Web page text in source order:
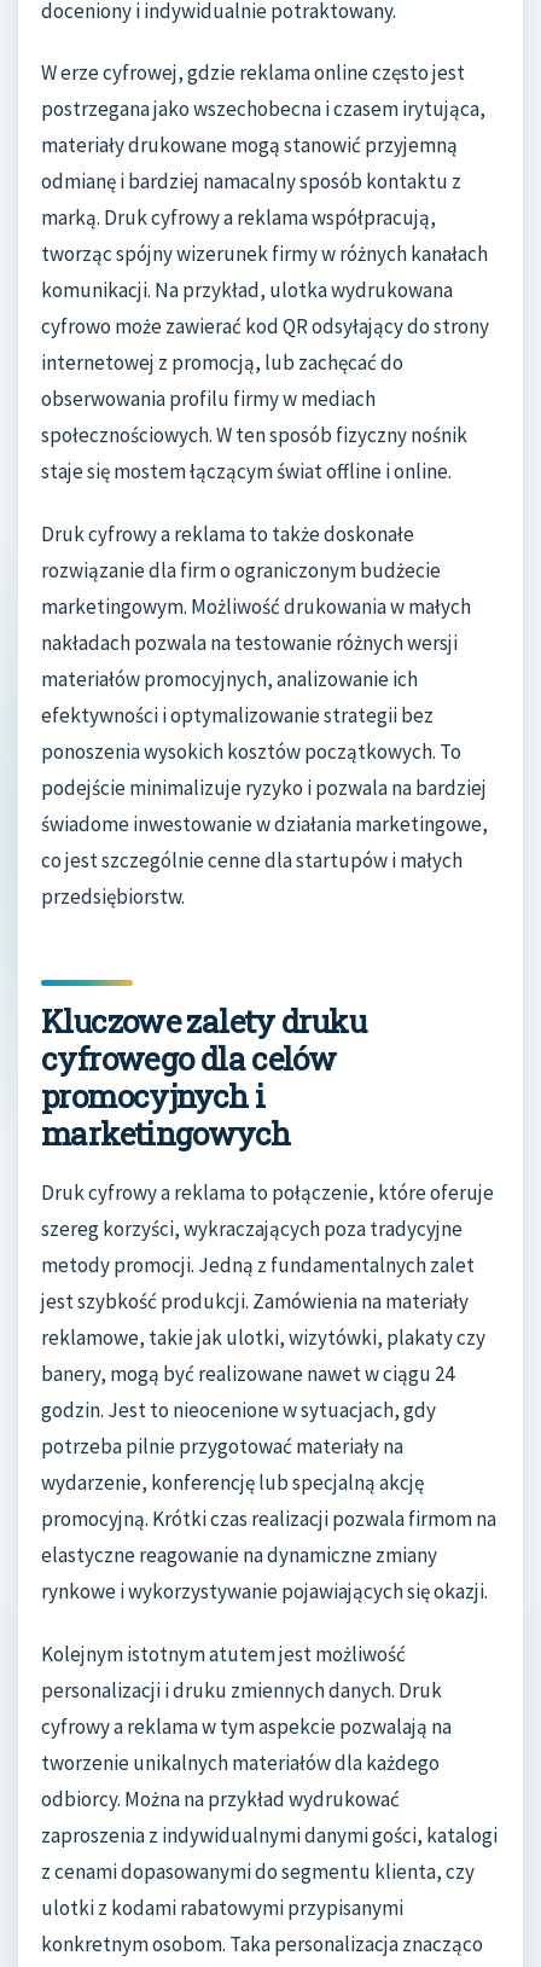
doceniony i indywidualnie potraktowany.
W erze cyfrowej, gdzie reklama online często jest
postrzegana jako wszechobecna i czasem irytująca,
materiały drukowane mogą stanowić przyjemną
odmianę i bardziej namacalny sposób kontaktu z
marką. Druk cyfrowy a reklama współpracują,
tworząc spójny wizerunek firmy w różnych kanałach
komunikacji. Na przykład, ulotka wydrukowana
cyfrowo może zawierać kod QR odsyłający do strony
internetowej z promocją, lub zachęcać do
obserwowania profilu firmy w mediach
społecznościowych. W ten sposób fizyczny nośnik
staje się mostem łączącym świat offline i online.
Druk cyfrowy a reklama to także doskonałe
rozwiązanie dla firm o ograniczonym budżecie
marketingowym. Możliwość drukowania w małych
nakładach pozwala na testowanie różnych wersji
materiałów promocyjnych, analizowanie ich
efektywności i optymalizowanie strategii bez
ponoszenia wysokich kosztów początkowych. To
podejście minimalizuje ryzyko i pozwala na bardziej
świadome inwestowanie w działania marketingowe,
co jest szczególnie cenne dla startupów i małych
przedsiębiorstw.
Kluczowe zalety druku
cyfrowego dla celów
promocyjnych i
marketingowych
Druk cyfrowy a reklama to połączenie, które oferuje
szereg korzyści, wykraczających poza tradycyjne
metody promocji. Jedną z fundamentalnych zalet
jest szybkość produkcji. Zamówienia na materiały
reklamowe, takie jak ulotki, wizytówki, plakaty czy
banery, mogą być realizowane nawet w ciągu 24
godzin. Jest to nieocenione w sytuacjach, gdy
potrzeba pilnie przygotować materiały na
wydarzenie, konferencję lub specjalną akcję
promocyjną. Krótki czas realizacji pozwala firmom na
elastyczne reagowanie na dynamiczne zmiany
rynkowe i wykorzystywanie pojawiających się okazji.
Kolejnym istotnym atutem jest możliwość
personalizacji i druku zmiennych danych. Druk
cyfrowy a reklama w tym aspekcie pozwalają na
tworzenie unikalnych materiałów dla każdego
odbiorcy. Można na przykład wydrukować
zaproszenia z indywidualnymi danymi gości, katalogi
z cenami dopasowanymi do segmentu klienta, czy
ulotki z kodami rabatowymi przypisanymi
konkretnym osobom. Taka personalizacja znacząco